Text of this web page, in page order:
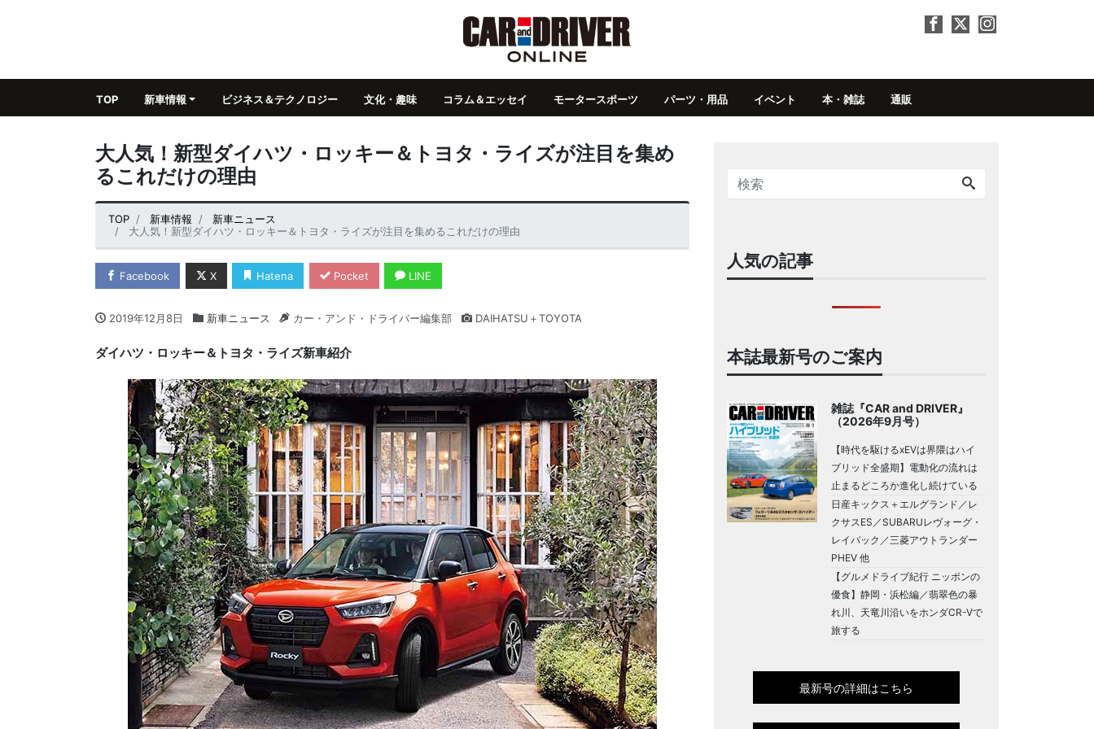
TOP 新車情報 ビジネス＆テクノロジー 文化・趣味 コラム＆エッセイ モータースポーツ パーツ・用品 イベント 本・雑誌 通販
大人気！新型ダイハツ・ロッキー＆トヨタ・ライズが注目を集め
るこれだけの理由
TOP 新車情報
新車ニュース
大人気！新型ダイハツ・ロッキー＆トヨタ・ライズが注目を集めるこれだけの理由
Facebook X Hatena Pocket LINE
2019年12月8日 新車ニュース カー・アンド・ドライバー編集部 DAIHATSU＋TOYOTA
ダイハツ・ロッキー＆トヨタ・ライズ新車紹介
人気の記事
本誌最新号のご案内
雑誌『CAR and DRIVER』
（2026年9月号）
【時代を駆けるxEVは界隈はハイ
ブリッド全盛期】電動化の流れは
止まるどころか進化し続けている
日産キックス＋エルグランド／レ
クサスES／SUBARUレヴォーグ・
レイバック／三菱アウトランダー
PHEV 他
【グルメドライブ紀行 ニッポンの
優食】静岡・浜松編／翡翠色の暴
れ川、天竜川沿いをホンダCR-Vで
旅する
最新号の詳細はこちら